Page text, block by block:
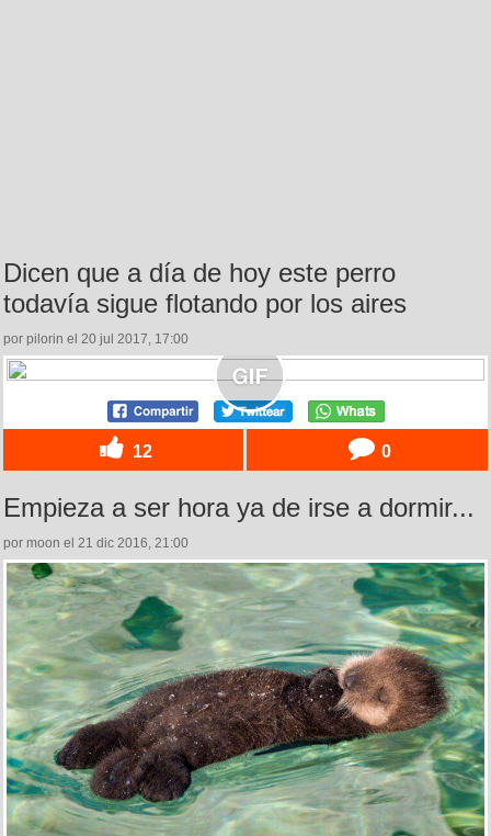
Dicen que a día de hoy este perro
todavía sigue flotando por los aires
por pilorin el 20 jul 2017, 17:00
12 0
Empieza a ser hora ya de irse a dormir...
por moon el 21 dic 2016, 21:00